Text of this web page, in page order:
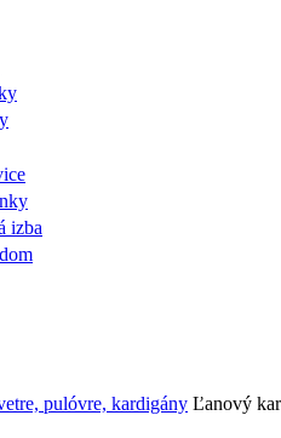
izba
pulóvre, kardigány Ľanový